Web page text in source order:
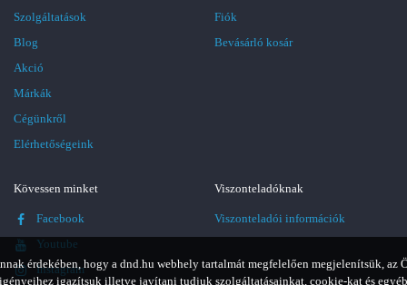
érdekében, hogy a dnd.hu webhely tartalmát megfelelően megjelenítsük, az
igényeihez igazítsuk illetve javítani tudjuk szolgáltatásainkat, cookie-kat és egyéb
Szolgáltatások
Blog
Akció
Márkák
Cégünkről
Elérhetőségeink
Fiók
Bevásárló kosár
Kövessen minket
Facebook
Youtube
Instagram
Viszonteladóknak
Viszonteladói információk